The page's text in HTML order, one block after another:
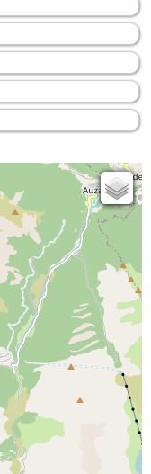
Open Topo Map
Open Street Map
ESRI Word Imagery
Photographies aériennes